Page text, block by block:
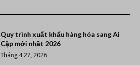
Quy trình xuất khẩu hàng hóa sang Ai
Cập mới nhất 2026
Tháng 4 27, 2026